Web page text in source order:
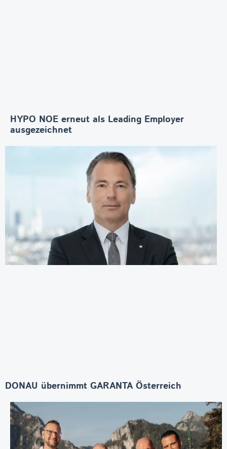
HYPO NOE erneut als Leading Employer
ausgezeichnet
DONAU übernimmt GARANTA Österreich